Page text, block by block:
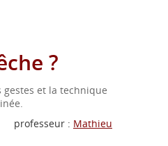
?
gestes et la technique
professeur : Mathieu